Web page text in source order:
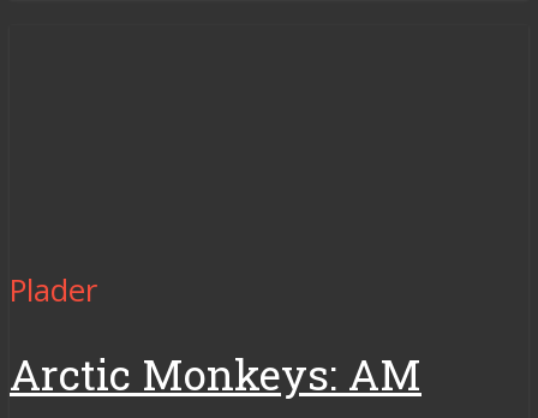
Plader
Arctic Monkeys: AM